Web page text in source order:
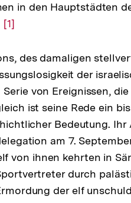
in den Hauptstädten
Zur
der
Fußnote
[1]
des damaligen
der
von Ereignissen,
ist seine Rede ein
Bedeutung. Ihr
am 7.
von ihnen kehrten in
durch
der elf